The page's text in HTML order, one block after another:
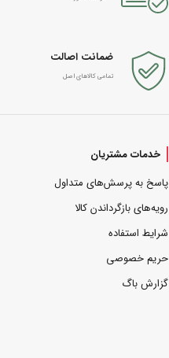
ضمانت اصالت
تمامی کالاهای اصل
خدمات مشتریان
پاسخ به پرسش‌های متداول
رویه‌های بازگرداندن کالا
شرایط استفاده
حریم خصوصی
گزارش باگ